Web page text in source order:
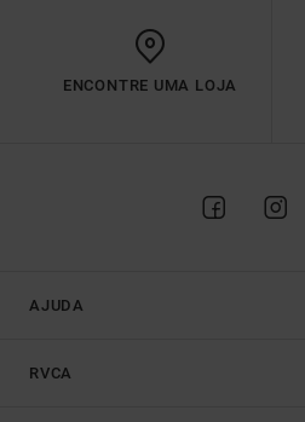
ENCONTRE UMA LOJA
AJUDA
RVCA